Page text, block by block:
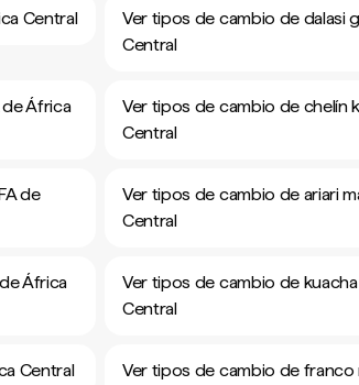
Central
Ver tipos de cambio de dalasi
Central
África
Ver tipos de cambio de chelín
Central
de
Ver tipos de cambio de ariari
Central
África
Ver tipos de cambio de
Central
Central
Ver tipos de cambio de